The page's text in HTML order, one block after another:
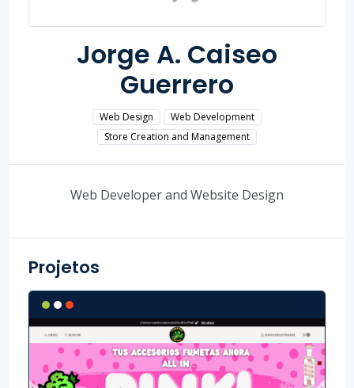
Jorge A. Caiseo
Guerrero
Web Design
Web Development
Store Creation and Management
Web Developer and Website Design
Projetos